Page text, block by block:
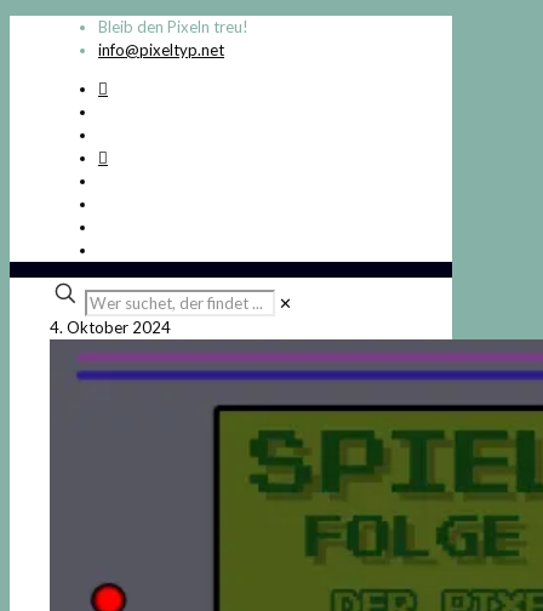
Bleib den Pixeln treu!
info@pixeltyp.net
Wer
suchet,
der
findet
...
✕
4. Oktober 2024